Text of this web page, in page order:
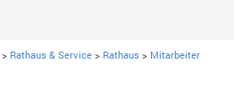
> Rathaus & Service > Rathaus > Mitarbeiter